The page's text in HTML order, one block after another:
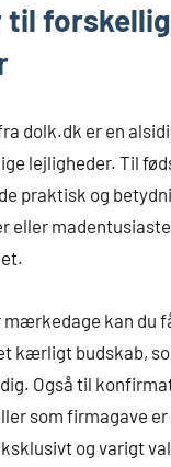
til
dolk.dk er en
lejligheder. Til
praktisk og
eller
kan du
kærligt budskab,
Også til
som firmagave
og varigt